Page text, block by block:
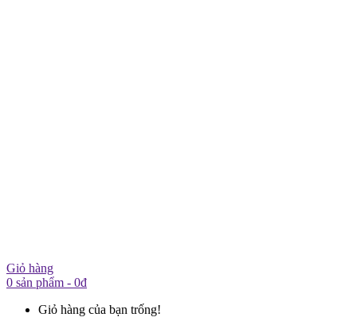
Giỏ hàng
0 sản phẩm - 0đ
Giỏ hàng của bạn trống!